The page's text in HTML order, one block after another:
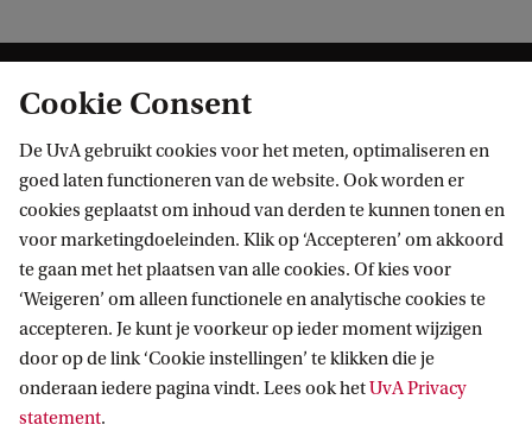
Informatie voor
Bachelorstudiekiezers
Masterstudiekiezers
UvA-studenten
Medewerkers
Journalisten
Direct naar
Webmail
Bibliotheek
Contact
Cookie Consent
De UvA gebruikt cookies voor het meten, optimaliseren en
goed laten functioneren van de website. Ook worden er
cookies geplaatst om inhoud van derden te kunnen tonen en
voor marketingdoeleinden. Klik op ‘Accepteren’ om akkoord
te gaan met het plaatsen van alle cookies. Of kies voor
‘Weigeren’ om alleen functionele en analytische cookies te
accepteren. Je kunt je voorkeur op ieder moment wijzigen
door op de link ‘Cookie instellingen’ te klikken die je
onderaan iedere pagina vindt. Lees ook hetUvA Privacy
statement.